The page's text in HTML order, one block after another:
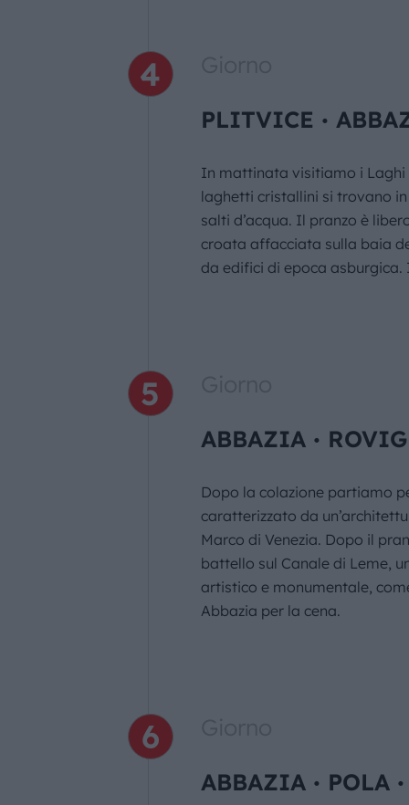
PLITVICE ∙
In mattinata visitiamo i Laghi
laghetti cristallini si trovano
salti d’acqua. Il pranzo è
croata affacciata sulla baia
da edifici di epoca
ABBAZIA ∙
Dopo la colazione partiamo
caratterizzato da
Marco di Venezia. Dopo il
battello sul Canale di Leme,
artistico e monumentale,
Abbazia per la cena.
ABBAZIA ∙ POLA